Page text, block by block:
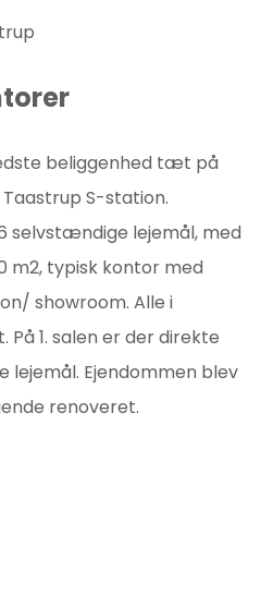
beliggenhed tæt på
S-station.
selvstændige lejemål, med
m2, typisk kontor med
showroom. Alle i
1. salen er der direkte
lejemål. Ejendommen blev
renoveret.